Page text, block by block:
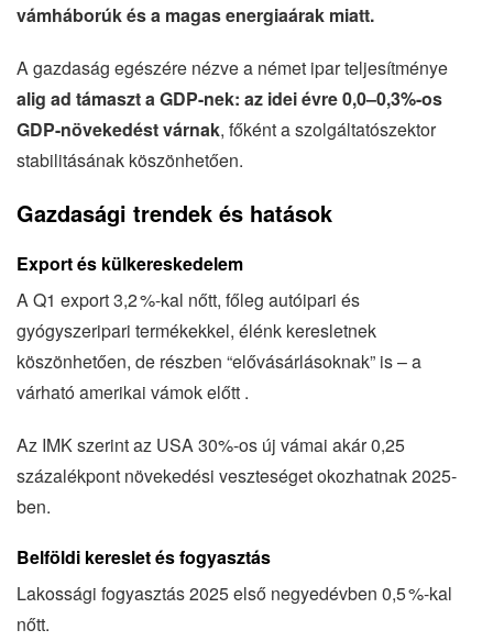
vámháborúk és a magas energiaárak miatt.
A gazdaság egészére nézve a német ipar teljesítménye
alig ad támaszt a GDP-nek: az idei évre 0,0–0,3%-os
GDP-növekedést várnak, főként a szolgáltatószektor
stabilitásának köszönhetően.
Gazdasági trendek és hatások
Export és külkereskedelem
A Q1 export 3,2 %-kal nőtt, főleg autóipari és
gyógyszeripari termékekkel, élénk keresletnek
köszönhetően, de részben “elővásárlásoknak” is – a
várható amerikai vámok előtt .
Az IMK szerint az USA 30%-os új vámai akár 0,25
százalékpont növekedési veszteséget okozhatnak 2025-
ben.
Belföldi kereslet és fogyasztás
Lakossági fogyasztás 2025 első negyedévben 0,5 %-kal
nőtt.